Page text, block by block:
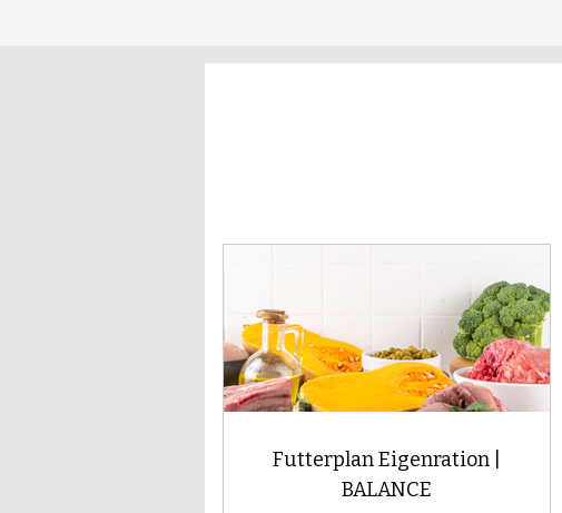
Futterplan Eigenration |
BALANCE